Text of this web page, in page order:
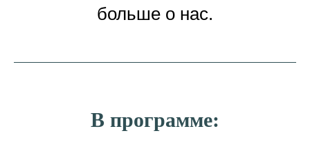
больше о нас.
В программе: